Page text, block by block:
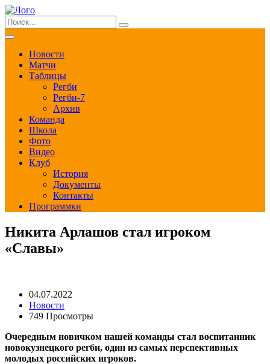
Новости
Матчи
Таблицы
Регби
Регби-7
Архив
Команда
Школа
Фото
Видео
Клуб
История
Документы
Контакты
Программки
Никита Арлашов стал игроком
«Славы»
04.07.2022
Новости
749 Просмотры
Очередным новичком нашей команды стал воспитанник
новокузнецкого регби, один из самых перспективных
молодых российских игроков.